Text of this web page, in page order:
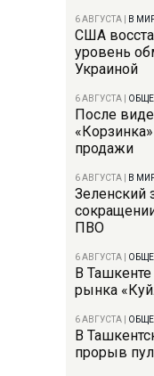
6 АВГУСТА В
США
уровень
Украиной
6 АВГУСТА
После
продажи
6 АВГУСТА В
Зеленский
ПВО
6 АВГУСТА
В Ташкенте
рынка
6 АВГУСТА
В
прорыв